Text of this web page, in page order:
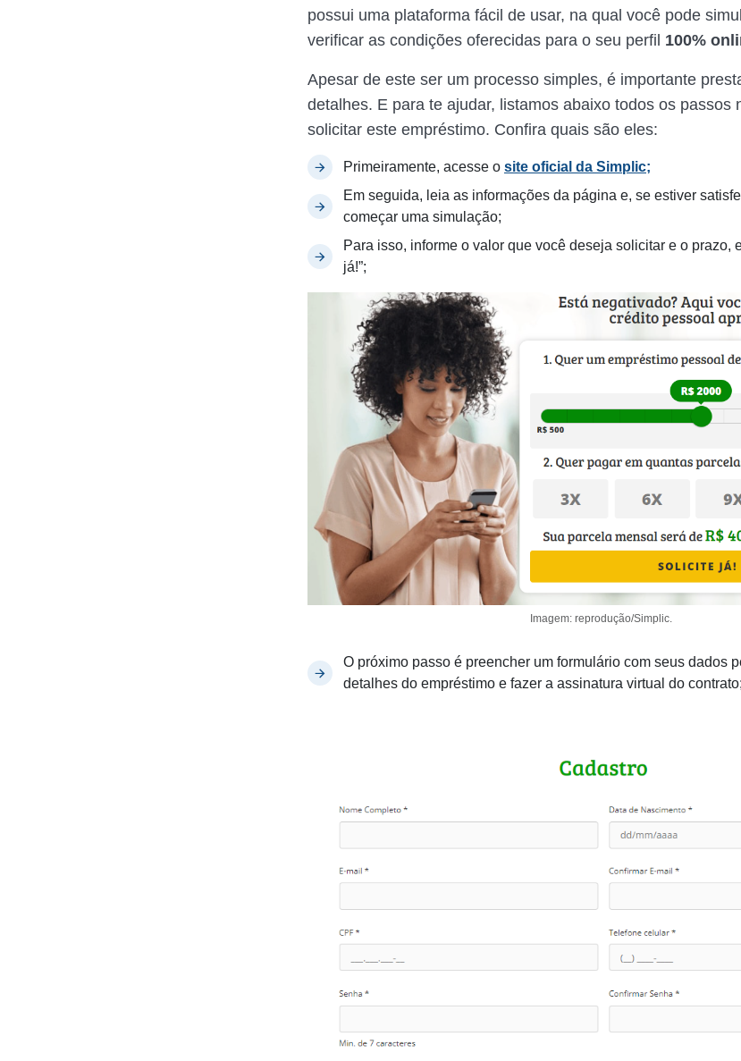
possui uma plataforma fácil de usar, na qual você pode
verificar as condições oferecidas para o seu perfil 100%
Apesar de este ser um processo simples, é importante
detalhes. E para te ajudar, listamos abaixo todos os passos
solicitar este empréstimo. Confira quais são eles:
Primeiramente, acesse o site oficial da Simplic;
Em seguida, leia as informações da página e, se estiver
começar uma simulação;
Para isso, informe o valor que você deseja solicitar e o prazo,
já!”;
Imagem: reprodução/Simplic.
O próximo passo é preencher um formulário com seus dados
detalhes do empréstimo e fazer a assinatura virtual do contrato;